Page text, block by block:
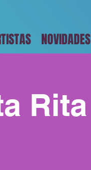
NOVIDADES
Rita